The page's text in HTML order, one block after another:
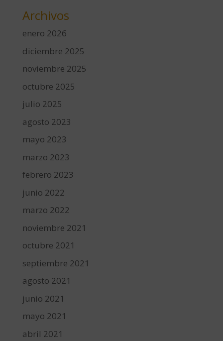
Archivos
enero 2026
diciembre 2025
noviembre 2025
octubre 2025
julio 2025
agosto 2023
mayo 2023
marzo 2023
febrero 2023
junio 2022
marzo 2022
noviembre 2021
octubre 2021
septiembre 2021
agosto 2021
junio 2021
mayo 2021
abril 2021